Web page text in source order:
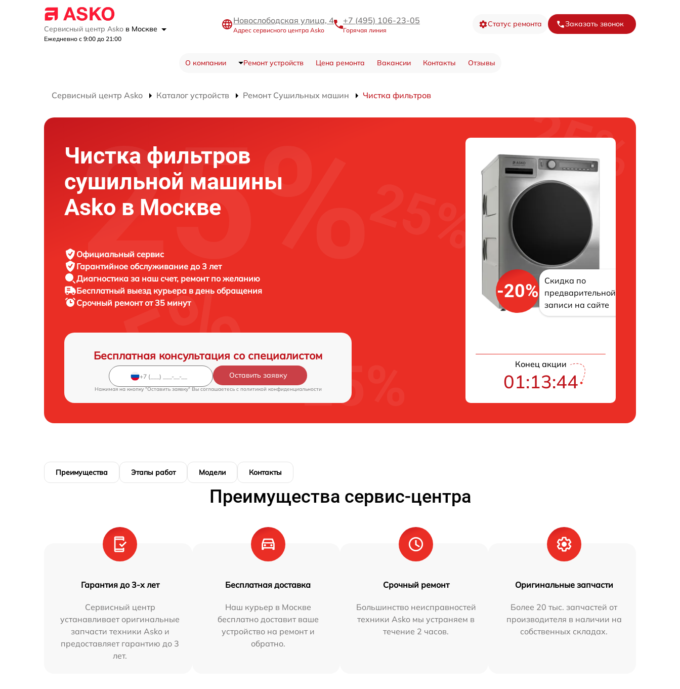
Сервисный центр Asko в Москве
Ежедневно с 9:00 до 21:00
Новослободская улица, 4
Адрес сервисного центра Asko
+7 (495) 106-23-05
Горячая линия
Статус ремонта Заказать звонок
О компании Ремонт устройств Цена ремонта Вакансии Контакты Отзывы
Сервисный центр Asko Каталог устройств Ремонт Сушильных машин Чистка фильтров
Чистка фильтров
сушильной машины
Asko в Москве
Официальный сервис
Гарантийное обслуживание до 3 лет
Диагностика за наш счет, ремонт по желанию
Бесплатный выезд курьера в день обращения
Срочный ремонтот 35 минут
Бесплатная консультация со специалистом
Оставить заявку
Нажимая на кнопку "Оставить заявку" Вы соглашаетесь c политикой конфиденциальности
-20%
Скидка по
предварительной
записи на сайте
Конец акции
01:13:43
Преимущества Этапы работ Модели Контакты
Преимущества сервис-центра
Гарантия до 3-х лет
Сервисный центр
устанавливает оригинальные
запчасти техники Asko и
предоставляет гарантию до 3
лет.
Бесплатная доставка
Наш курьер в Москве
бесплатно доставит ваше
устройство на ремонт и
обратно.
Срочный ремонт
Большинство неисправностей
техники Asko мы устраняем в
течение 2 часов.
Оригинальные запчасти
Более 20 тыс. запчастей от
производителя в наличии на
собственных складах.